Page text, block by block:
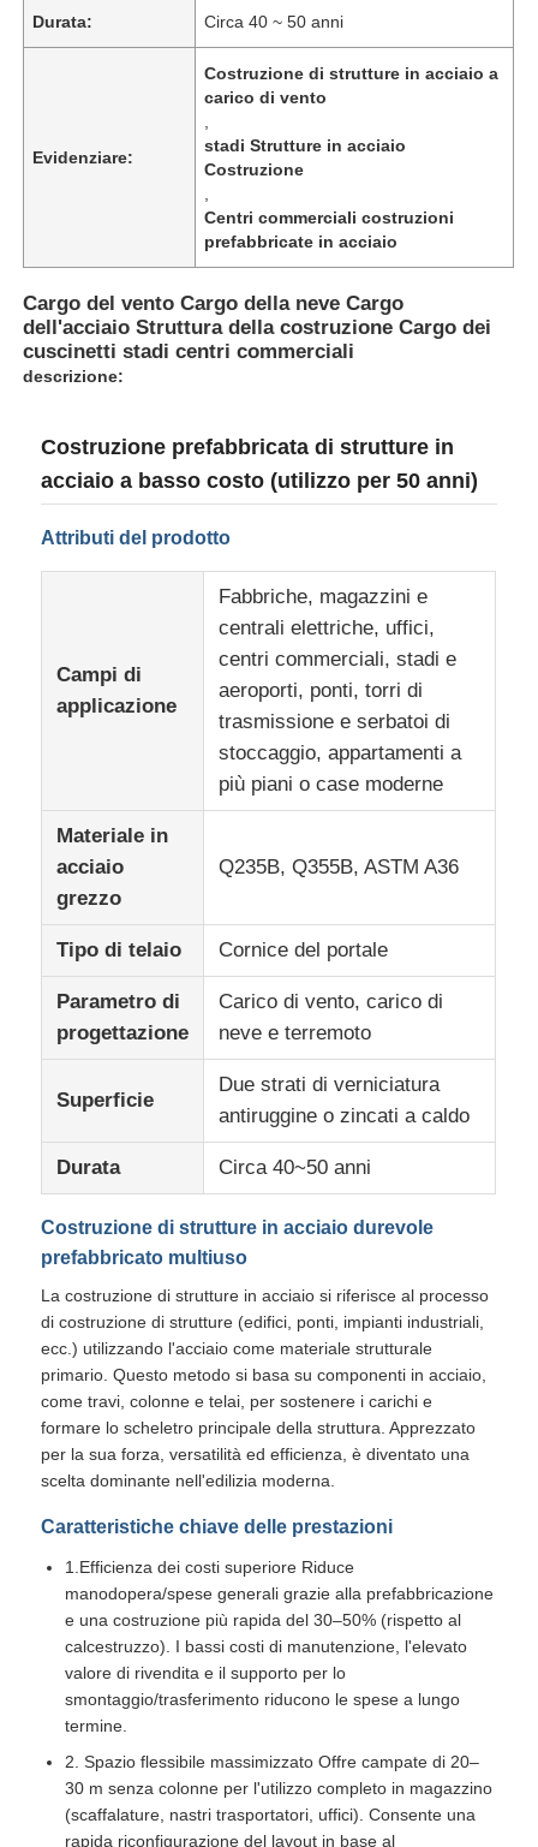
Prodotti
Visita alla fabbrica
Controllo della qualità
Contattaci
Casi
Blog
Chiedi un preventivo
Struttura in acciaio prefabbricato
Magazzino della struttura in acciaio
Workshop della struttura in acciaio
Edificio della struttura in acciaio
Costruzione della struttura in acciaio
Edificio a telaio in acciaio
Montaggio della struttura d'acciaio
Durata: Circa 40 ~ 50 anni
Evidenziare:
Costruzione di strutture in acciaio a
carico di vento
stadi Strutture in acciaio
Costruzione
Centri commerciali costruzioni
prefabbricate in acciaio
Cargo del vento Cargo della neve Cargo
dell'acciaio Struttura della costruzione Cargo dei
cuscinetti stadi centri commerciali
descrizione:
Costruzione prefabbricata di strutture in
acciaio a basso costo (utilizzo per 50 anni)
Attributi del prodotto
Campi di
applicazione
Fabbriche, magazzini e
centrali elettriche, uffici,
centri commerciali, stadi e
aeroporti, ponti, torri di
trasmissione e serbatoi di
stoccaggio, appartamenti a
più piani o case moderne
Materiale in
acciaio
grezzo
Q235B, Q355B, ASTM A36
Tipo di telaio Cornice del portale
Parametro di
progettazione
Carico di vento, carico di
neve e terremoto
Superficie
Due strati di verniciatura
antiruggine o zincati a caldo
Durata Circa 40~50 anni
Costruzione di strutture in acciaio durevole
prefabbricato multiuso
La costruzione di strutture in acciaio si riferisce al processo
di costruzione di strutture (edifici, ponti, impianti industriali,
ecc.) utilizzando l'acciaio come materiale strutturale
primario. Questo metodo si basa su componenti in acciaio,
come travi, colonne e telai, per sostenere i carichi e
formare lo scheletro principale della struttura. Apprezzato
per la sua forza, versatilità ed efficienza, è diventato una
scelta dominante nell'edilizia moderna.
Caratteristiche chiave delle prestazioni
1.Efficienza dei costi superiore​ Riduce
manodopera/spese generali grazie alla prefabbricazione
e una costruzione più rapida del 30–50% (rispetto al
calcestruzzo). I bassi costi di manutenzione, l'elevato
valore di rivendita e il supporto per lo
smontaggio/trasferimento riducono le spese a lungo
termine.​
2. Spazio flessibile massimizzato Offre campate di 20–
30 m senza colonne per l'utilizzo completo in magazzino
(scaffalature, nastri trasportatori, uffici). Consente una
rapida riconfigurazione del layout in base al